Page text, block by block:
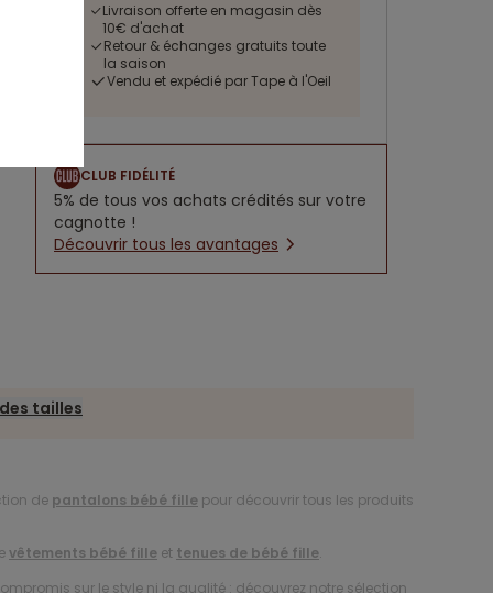
Livraison offerte en magasin dès
10€ d'achat
Retour & échanges gratuits toute
la saison
Vendu et expédié par Tape à l'Oeil
CLUB FIDÉLITÉ
5% de tous vos achats crédités sur votre
cagnotte !
Découvrir tous les avantages
tailles
de pantalons bébé fille pour découvrir tous les produits
vêtements bébé fille et tenues de bébé fille.
sur le style ni la qualité : découvrez notre sélection